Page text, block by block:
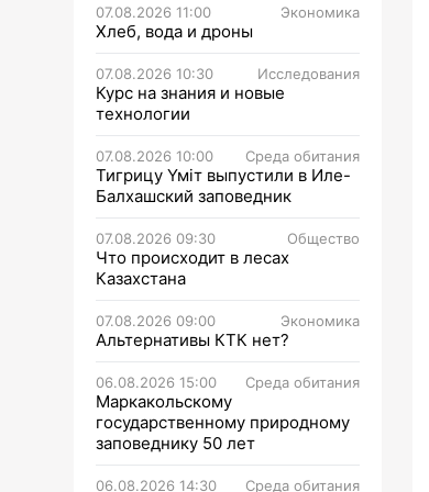
07.08.2026 11:00 Экономика
Хлеб, вода и дроны
07.08.2026 10:30 Исследования
Курс на знания и новые
технологии
07.08.2026 10:00 Среда обитания
Тигрицу Үміт выпустили в Иле-
Балхашский заповедник
07.08.2026 09:30 Общество
Что происходит в лесах
Казахстана
07.08.2026 09:00 Экономика
Альтернативы КТК нет?
06.08.2026 15:00 Среда обитания
Маркакольскому
государственному природному
заповеднику 50 лет
06.08.2026 14:30 Среда обитания